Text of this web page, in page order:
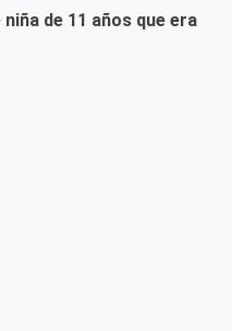
de 11 años que era